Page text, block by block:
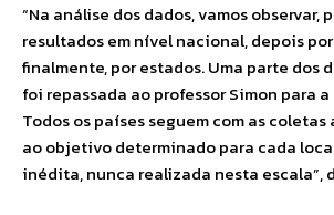
“Na análise dos dados, vamos observar,
resultados em nível nacional, depois
finalmente, por estados. Uma parte dos
foi repassada ao professor Simon para
Todos os países seguem com as
ao objetivo determinado para cada
inédita, nunca realizada nesta escala”,